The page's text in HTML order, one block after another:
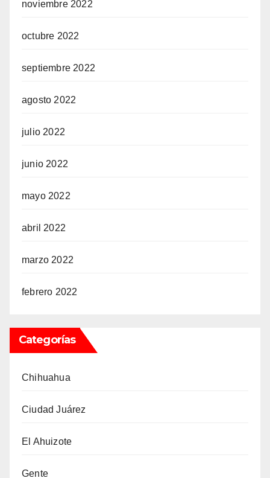
noviembre 2022
octubre 2022
septiembre 2022
agosto 2022
julio 2022
junio 2022
mayo 2022
abril 2022
marzo 2022
febrero 2022
Categorías
Chihuahua
Ciudad Juárez
El Ahuizote
Gente